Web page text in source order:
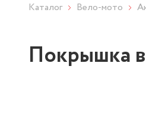
Каталог Вело-мото
Покрышка